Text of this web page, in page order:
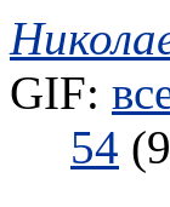
GIF:
54